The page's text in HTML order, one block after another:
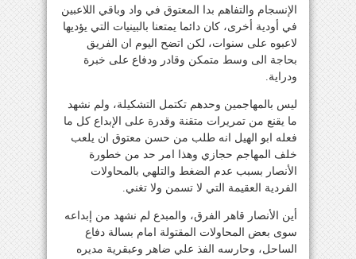
الإنسجام والتفاهم بدا المعتوق في واد وباقي اللاعبين
في أودية أخرى، كان دائما يمتعنا بالبينيات التي يؤديها
لاعبوه على سنوات، لكن اتضح اليوم ان الفريق
بحاجة الى وسط متمكن وقادر ودفاع على خبرة
ودراية.
ليس بالمهاجمين وحدهم تكتمل التشكيلة، ولم نشهد
ما يقنع من تمريرات متقنة وقدرة على الإبداع كل ما
فعله ابو الهيل انه طلب من حسن معتوق ان يلعب
خلف المهاجم حجازي وهذا امر حد من خطورة
الأنصار بسبب عدم الضغط والتلهي بالمحاولات
الفردية العقيمة التي لا تسمن ولا تغني.
أين الأنصار قاهر الفرق، والمبدع لم نشهد من إبداعه
سوى بعض المحاولات المقتولة امام بسالة دفاع
الساحل، وحارسه الفذ علي ضاهر وعبقرية مديره